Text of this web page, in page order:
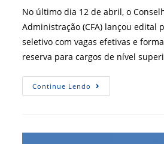
post:
No último dia 12 de abril, o
Administração (CFA) lançou edital
seletivo com vagas efetivas e
reserva para cargos de nível
Continue Lendo Processo
Seletivo
Administração